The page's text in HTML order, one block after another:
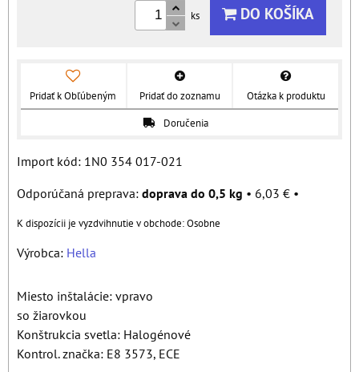
ks DO KOŠÍKA
Pridať k Obľúbeným Pridať do zoznamu
Otázka k produktu
Doručenia
Import kód: 1N0 354 017-021
doprava do 0,5 kg • 6,03 € •
Osobne
Výrobca: Hella
Miesto inštalácie: vpravo
so žiarovkou
Konštrukcia svetla: Halogénové
Kontrol. značka: E8 3573, ECE